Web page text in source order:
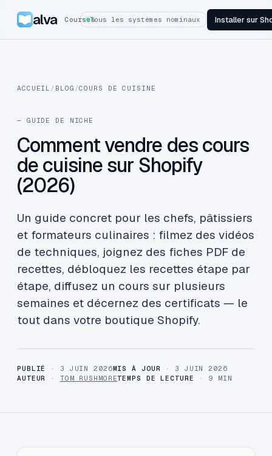
alva CoursesTous les systèmes nominaux Installer sur
ACCUEIL / BLOG /COURS DE CUISINE
— GUIDE DE NICHE
Comment vendre des cours
de cuisine sur Shopify
(2026)
Un guide concret pour les chefs, pâtissiers
et formateurs culinaires : filmez des vidéos
de techniques, joignez des fiches PDF de
recettes, débloquez les recettes étape par
étape, diffusez un cours sur plusieurs
semaines et décernez des certificats — le
tout dans votre boutique Shopify.
PUBLIÉ · 3 JUIN 2026MIS À JOUR
· 3 JUIN 2026
AUTEUR
· TOM RUSHMORETEMPS DE LECTURE · 9 MIN